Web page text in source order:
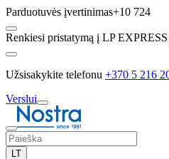
Parduotuvės įvertinimas+10 724
Renkiesi pristatymą į LP
Užsisakykite telefonu +370 5 216
Verslui
LT